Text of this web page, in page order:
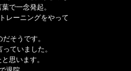
で一念発起。
レーニングをやって
そうです。
ていました。
思います。